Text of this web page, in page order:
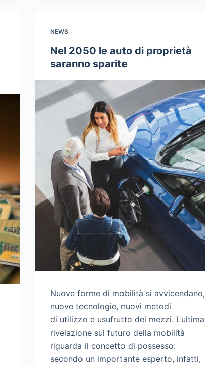
NEWS
Nel 2050 le auto di proprietà
saranno sparite
Nuove forme di mobilità si avvicendano,
nuove tecnologie, nuovi metodi
di utilizzo e usufrutto dei mezzi. L’ultima
rivelazione sul futuro della mobilità
riguarda il concetto di possesso:
secondo un importante esperto, infatti,